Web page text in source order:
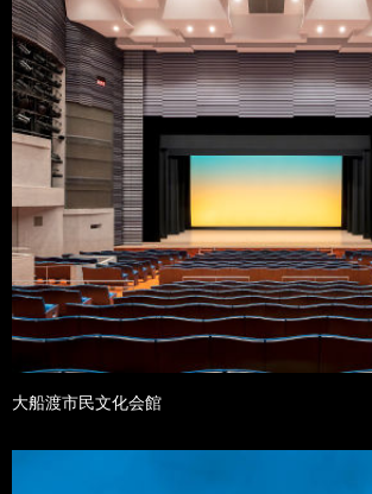
大船渡市民文化会館